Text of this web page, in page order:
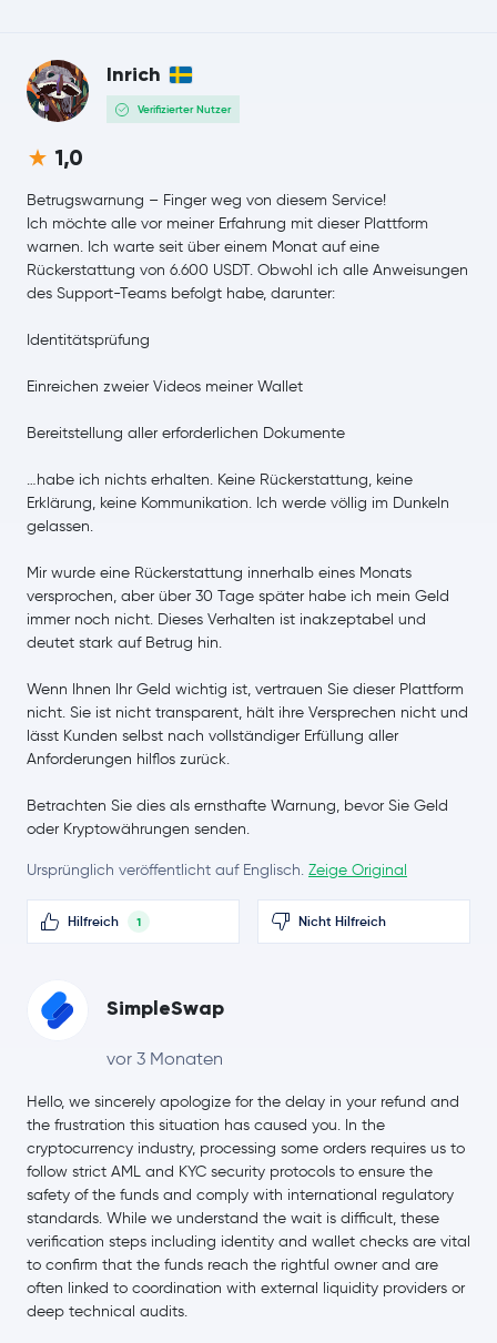
NEAR Protocol
Pepe PEPE
Filecoin FIL
NEM XEM
Tezos XTZ
EOS EOS
IOTA IOTA
Polygon MATIC
Basic Attention Token BAT
Qtum QTUM
Terra LUNA
Inrich
Verifizierter Nutzer
1,0
Betrugswarnung – Finger weg von diesem Service!
Ich möchte alle vor meiner Erfahrung mit dieser Plattform
warnen. Ich warte seit über einem Monat auf eine
Rückerstattung von 6.600 USDT. Obwohl ich alle Anweisungen
des Support-Teams befolgt habe, darunter:
Identitätsprüfung
Einreichen zweier Videos meiner Wallet
Bereitstellung aller erforderlichen Dokumente
…habe ich nichts erhalten. Keine Rückerstattung, keine
Erklärung, keine Kommunikation. Ich werde völlig im Dunkeln
gelassen.
Mir wurde eine Rückerstattung innerhalb eines Monats
versprochen, aber über 30 Tage später habe ich mein Geld
immer noch nicht. Dieses Verhalten ist inakzeptabel und
deutet stark auf Betrug hin.
Wenn Ihnen Ihr Geld wichtig ist, vertrauen Sie dieser Plattform
nicht. Sie ist nicht transparent, hält ihre Versprechen nicht und
lässt Kunden selbst nach vollständiger Erfüllung aller
Anforderungen hilflos zurück.
Betrachten Sie dies als ernsthafte Warnung, bevor Sie Geld
oder Kryptowährungen senden.
Ursprünglich veröffentlicht auf Englisch. Zeige Original
Hilfreich 1 Nicht Hilfreich
SimpleSwap
vor 3 Monaten
Hello, we sincerely apologize for the delay in your refund and
the frustration this situation has caused you. In the
cryptocurrency industry, processing some orders requires us to
follow strict AML and KYC security protocols to ensure the
safety of the funds and comply with international regulatory
standards. While we understand the wait is difficult, these
verification steps including identity and wallet checks are vital
to confirm that the funds reach the rightful owner and are
often linked to coordination with external liquidity providers or
deep technical audits.